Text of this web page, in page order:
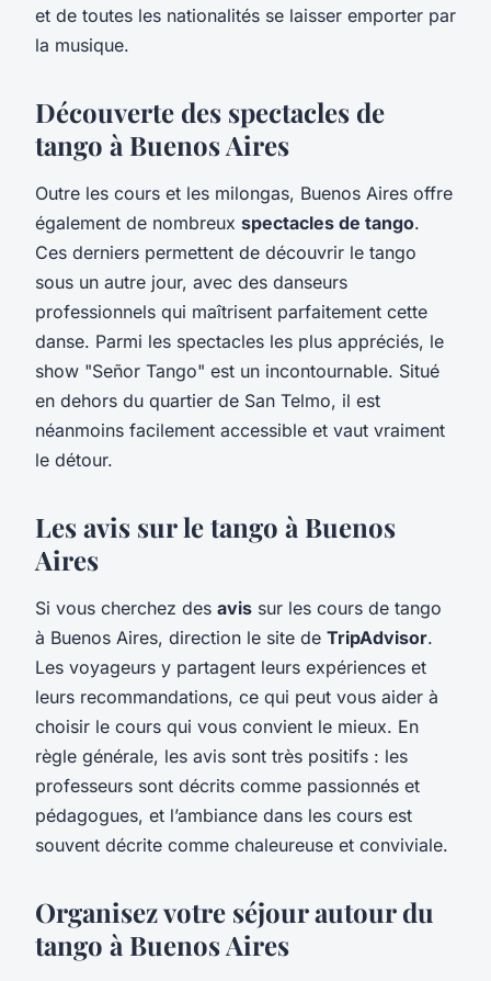
et de toutes les nationalités se laisser emporter par
la musique.
Découverte des spectacles de
tango à Buenos Aires
Outre les cours et les milongas, Buenos Aires offre
également de nombreux spectacles de tango.
Ces derniers permettent de découvrir le tango
sous un autre jour, avec des danseurs
professionnels qui maîtrisent parfaitement cette
danse. Parmi les spectacles les plus appréciés, le
show "Señor Tango" est un incontournable. Situé
en dehors du quartier de San Telmo, il est
néanmoins facilement accessible et vaut vraiment
le détour.
Les avis sur le tango à Buenos
Aires
Si vous cherchez des avis sur les cours de tango
à Buenos Aires, direction le site de TripAdvisor.
Les voyageurs y partagent leurs expériences et
leurs recommandations, ce qui peut vous aider à
choisir le cours qui vous convient le mieux. En
règle générale, les avis sont très positifs : les
professeurs sont décrits comme passionnés et
pédagogues, et l’ambiance dans les cours est
souvent décrite comme chaleureuse et conviviale.
Organisez votre séjour autour du
tango à Buenos Aires